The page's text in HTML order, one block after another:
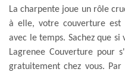
La charpente joue un rôle
à elle, votre couverture est
avec le temps. Sachez que
Lagrenee Couverture pour
gratuitement chez vous.